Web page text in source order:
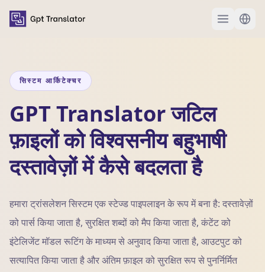
सिस्टम आर्किटेक्चर
GPT Translator जटिल
फ़ाइलों को विश्वसनीय बहुभाषी
दस्तावेज़ों में कैसे बदलता है
हमारा ट्रांसलेशन सिस्टम एक स्टेज्ड पाइपलाइन के रूप में बना है: दस्तावेज़ों
को पार्स किया जाता है, सुरक्षित शब्दों को मैप किया जाता है, कंटेंट को
इंटेलिजेंट मॉडल रूटिंग के माध्यम से अनुवाद किया जाता है, आउटपुट को
सत्यापित किया जाता है और अंतिम फ़ाइल को सुरक्षित रूप से पुनर्निर्मित